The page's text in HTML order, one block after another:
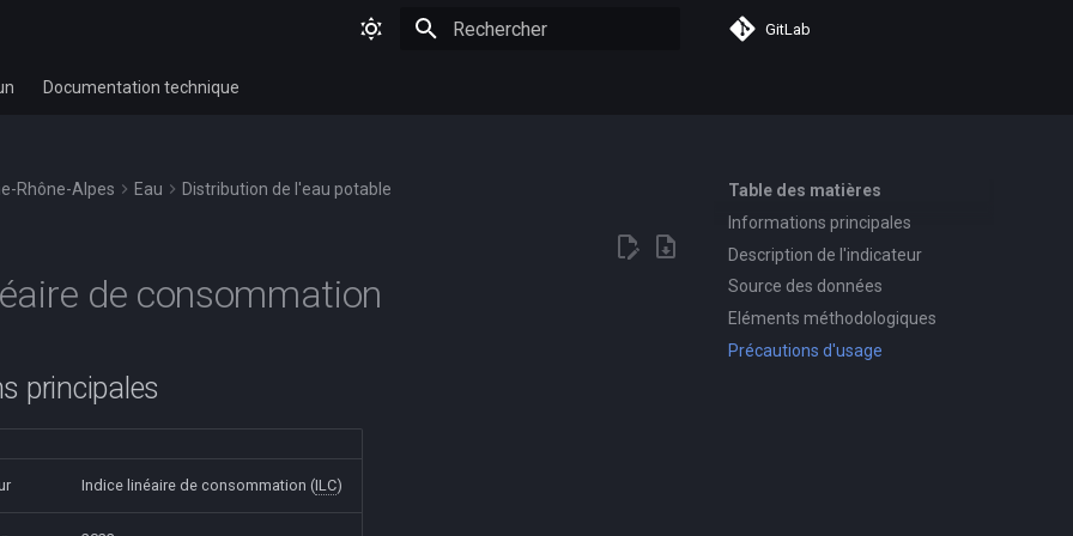
GitLab
Documentation technique
Table des matières
Informations principales
Description de l'indicateur
Source des données
Eléments méthodologiques
Précautions d'usage
Rhône-Alpes Eau Distribution de l'eau potable
de consommation
principales
Indice linéaire de consommation (ILC)